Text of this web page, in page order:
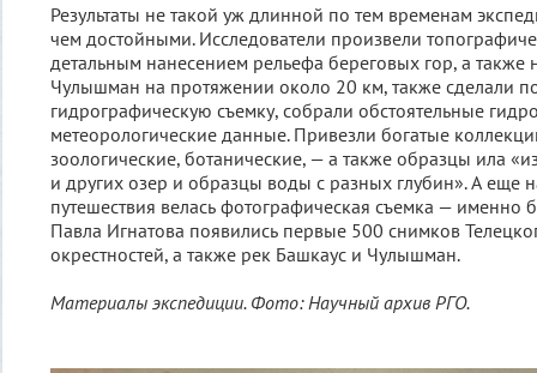
Результаты не такой уж длинной по тем временам
чем достойными. Исследователи произвели
детальным нанесением рельефа береговых гор, а также
Чулышман на протяжении около 20 км, также сделали
гидрографическую съемку, собрали обстоятельные
метеорологические данные. Привезли богатые
зоологические, ботанические, — а также образцы ила
и других озер и образцы воды с разных глубин». А еще
путешествия велась фотографическая съемка — именно
Павла Игнатова появились первые 500 снимков
окрестностей, а также рек Башкаус и Чулышман.
Материалы экспедиции. Фото: Научный архив РГО.